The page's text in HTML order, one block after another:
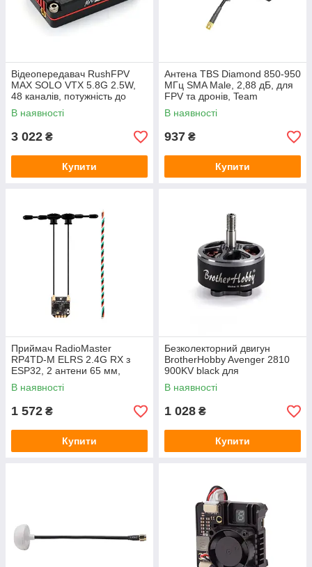
Відеопередавач RushFPV
MAX SOLO VTX 5.8G 2.5W,
48 каналів, потужність до
2500 мВт, для FPV дронів
В наявності
3 022 ₴
Купити
Антена TBS Diamond 850-950
МГц SMA Male, 2,88 дБ, для
FPV та дронів, Team
BlackSheep
В наявності
937 ₴
Купити
Приймач RadioMaster
RP4TD-M ELRS 2.4G RX з
ESP32, 2 антени 65 мм,
телеметрія 2x10 мВт,
оновлення Wi-Fi
В наявності
1 572 ₴
Купити
Безколекторний двигун
BrotherHobby Avenger 2810
900KV black для
квадрокоптерів та дронів
В наявності
1 028 ₴
Купити